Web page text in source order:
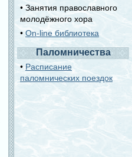
• Занятия православного
молодёжного хора
• On-line библиотека
Паломничества
•Расписание
паломнических поездок